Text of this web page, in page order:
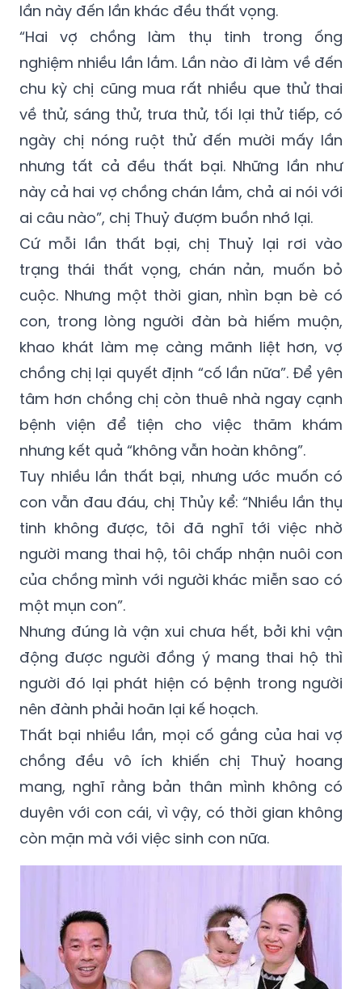
lần này đến lần khác đều thất vọng.
“Hai vợ chồng làm thụ tinh trong ống
nghiệm nhiều lần lắm. Lần nào đi làm về đến
chu kỳ chị cũng mua rất nhiều que thử thai
về thử, sáng thử, trưa thử, tối lại thử tiếp, có
ngày chị nóng ruột thử đến mười mấy lần
nhưng tất cả đều thất bại. Những lần như
này cả hai vợ chồng chán lắm, chả ai nói với
ai câu nào”, chị Thuỷ đượm buồn nhớ lại.
Cứ mỗi lần thất bại, chị Thuỷ lại rơi vào
trạng thái thất vọng, chán nản, muốn bỏ
cuộc. Nhưng một thời gian, nhìn bạn bè có
con, trong lòng người đàn bà hiếm muộn,
khao khát làm mẹ càng mãnh liệt hơn, vợ
chồng chị lại quyết định “cố lần nữa”. Để yên
tâm hơn chồng chị còn thuê nhà ngay cạnh
bệnh viện để tiện cho việc thăm khám
nhưng kết quả “không vẫn hoàn không”.
Tuy nhiều lần thất bại, nhưng ước muốn có
con vẫn đau đáu, chị Thủy kể: “Nhiều lần thụ
tinh không được, tôi đã nghĩ tới việc nhờ
người mang thai hộ, tôi chấp nhận nuôi con
của chồng mình với người khác miễn sao có
một mụn con”.
Nhưng đúng là vận xui chưa hết, bởi khi vận
động được người đồng ý mang thai hộ thì
người đó lại phát hiện có bệnh trong người
nên đành phải hoãn lại kế hoạch.
Thất bại nhiều lần, mọi cố gắng của hai vợ
chồng đều vô ích khiến chị Thuỷ hoang
mang, nghĩ rằng bản thân mình không có
duyên với con cái, vì vậy, có thời gian không
còn mặn mà với việc sinh con nữa.